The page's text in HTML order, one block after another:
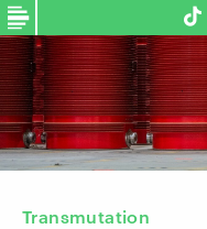
Transmutation